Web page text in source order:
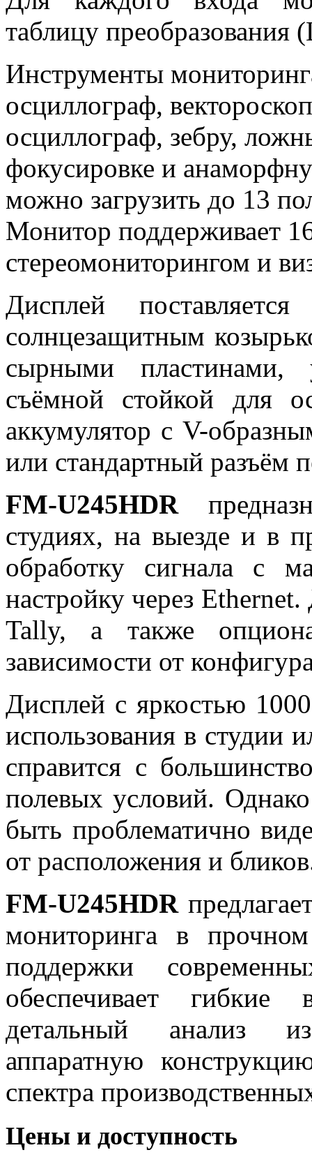
таблицу
Инструменты
осциллограф,
осциллограф, зебру,
фокусировке и
можно загрузить до 13
Монитор поддерживает
стереомониторингом и
Дисплей
солнцезащитным
сырными пластинами,
съёмной стойкой для
аккумулятор с V-
или стандартный разъём
FM-U245HDR
студиях, на выезде и в
обработку сигнала с
настройку через
Tally, а также
зависимости от
Дисплей с яркостью
использования в студии
справится с
полевых условий.
быть проблематично
от расположения и
FM-U245HDR
мониторинга в
поддержки
обеспечивает гибкие
детальный анализ
аппаратную
спектра
Цены и доступность